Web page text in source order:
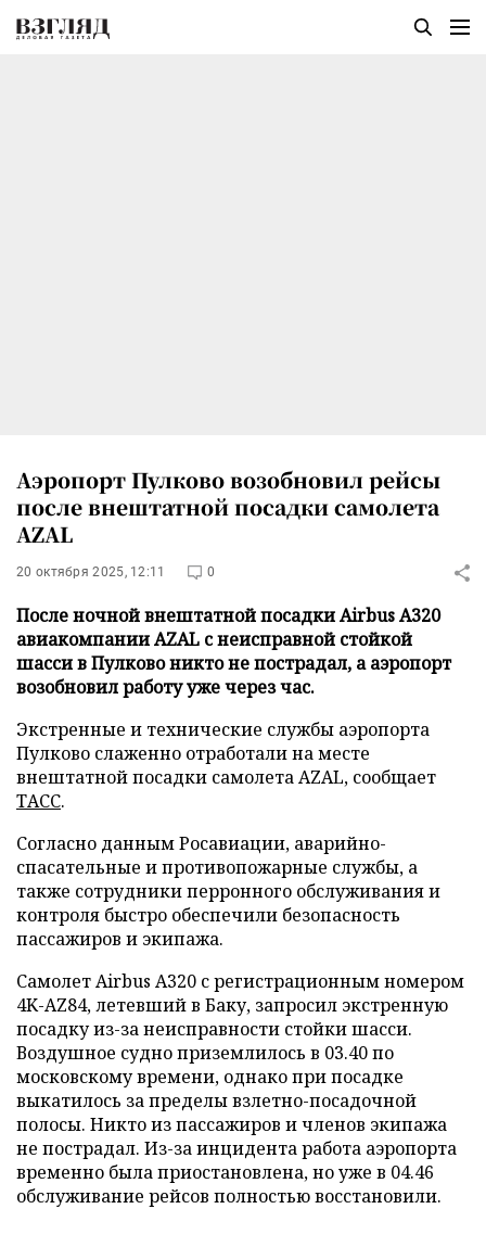
Аэропорт Пулково возобновил рейсы
после внештатной посадки самолета
AZAL
20 октября 2025, 12:11 0
После ночной внештатной посадки Airbus A320
авиакомпании AZAL с неисправной стойкой
шасси в Пулково никто не пострадал, а аэропорт
возобновил работу уже через час.
Экстренные и технические службы аэропорта
Пулково слаженно отработали на месте
внештатной посадки самолета AZAL, сообщает
ТАСС.
Согласно данным Росавиации, аварийно-
спасательные и противопожарные службы, а
также сотрудники перронного обслуживания и
контроля быстро обеспечили безопасность
пассажиров и экипажа.
Самолет Airbus A320 с регистрационным номером
4K-AZ84, летевший в Баку, запросил экстренную
посадку из-за неисправности стойки шасси.
Воздушное судно приземлилось в 03.40 по
московскому времени, однако при посадке
выкатилось за пределы взлетно-посадочной
полосы. Никто из пассажиров и членов экипажа
не пострадал. Из-за инцидента работа аэропорта
временно была приостановлена, но уже в 04.46
обслуживание рейсов полностью восстановили.